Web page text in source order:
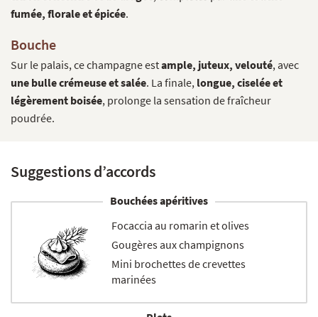
fumée, florale et épicée.
Bouche
Sur le palais, ce champagne estample, juteux, velouté, avec
une bulle crémeuse et salée. La finale, longue, ciselée et
légèrement boisée, prolonge la sensation de fraîcheur
poudrée.
Suggestions d’accords
Bouchées apéritives
Focaccia au romarin et olives
Gougères aux champignons
Mini brochettes de crevettes
marinées